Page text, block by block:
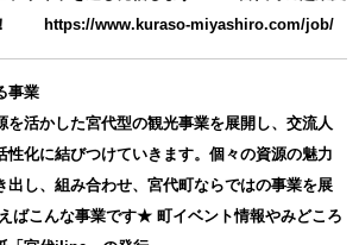
！ https://www.kuraso-miyashiro.com/job/
事業
を活かした宮代型の観光事業を展開し、交流人
性化に結びつけていきます。個々の資源の魅力
出し、組み合わせ、宮代町ならではの事業を展
ばこんな事業です★ 町イベント情報やみどころ